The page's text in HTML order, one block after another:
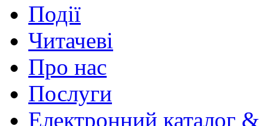
Події
Читачеві
Про нас
Послуги
Електронний каталог